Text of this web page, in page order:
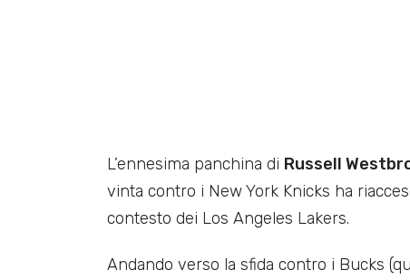
L’ennesima panchina di Russell
vinta contro i New York Knicks ha
contesto dei Los Angeles Lakers.
Andando verso la sfida contro i Bucks